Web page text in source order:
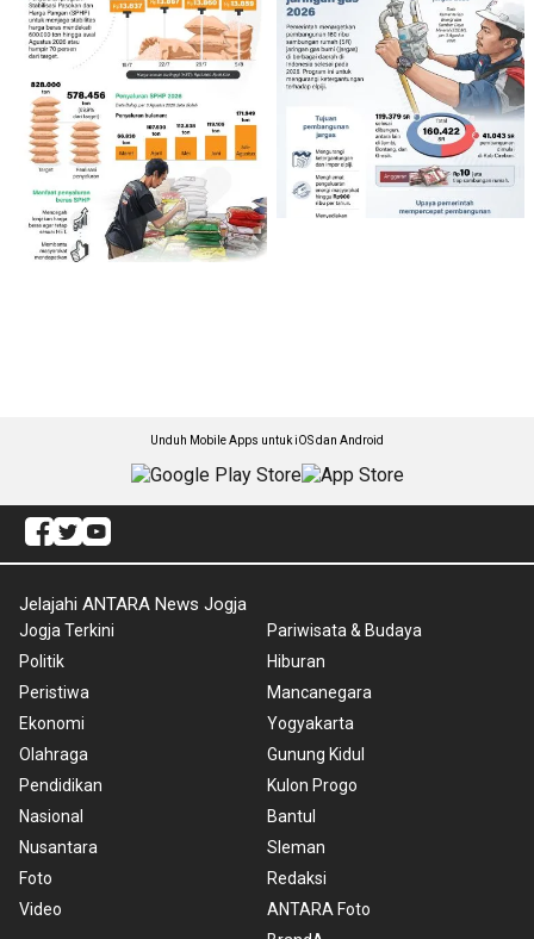
Unduh Mobile Apps untuk iOS dan Android
Jelajahi ANTARA News Jogja
Jogja Terkini
Politik
Peristiwa
Ekonomi
Olahraga
Pendidikan
Nasional
Nusantara
Foto
Video
Pariwisata & Budaya
Hiburan
Mancanegara
Yogyakarta
Gunung Kidul
Kulon Progo
Bantul
Sleman
Redaksi
ANTARA Foto